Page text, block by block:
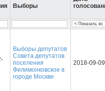
Выборы
Выборы депутатов
Совета депутатов
поселения
Филимонковское в
городе Москве
2018-09-09